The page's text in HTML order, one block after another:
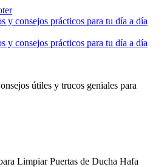
útiles y trucos geniales para
Limpiar Puertas de Ducha Hafa